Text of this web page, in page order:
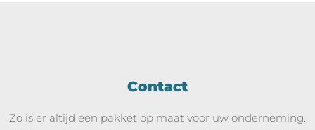
Contact
Zo is er altijd een pakket op maat voor uw onderneming.